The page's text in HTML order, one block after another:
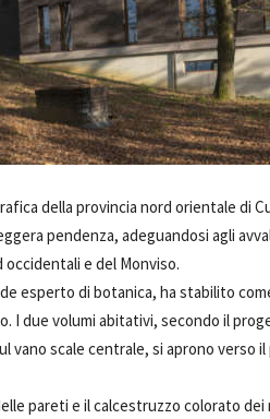
della provincia nord orientale di
pendenza, adeguandosi agli
e del Monviso.
esperto di botanica, ha stabilito
I due volumi abitativi, secondo il
scale centrale, si aprono verso il
pareti e il calcestruzzo colorato dei